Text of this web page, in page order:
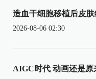
造血干细胞移植后皮
2026-08-06 02:30
AIGC时代 动画还是原